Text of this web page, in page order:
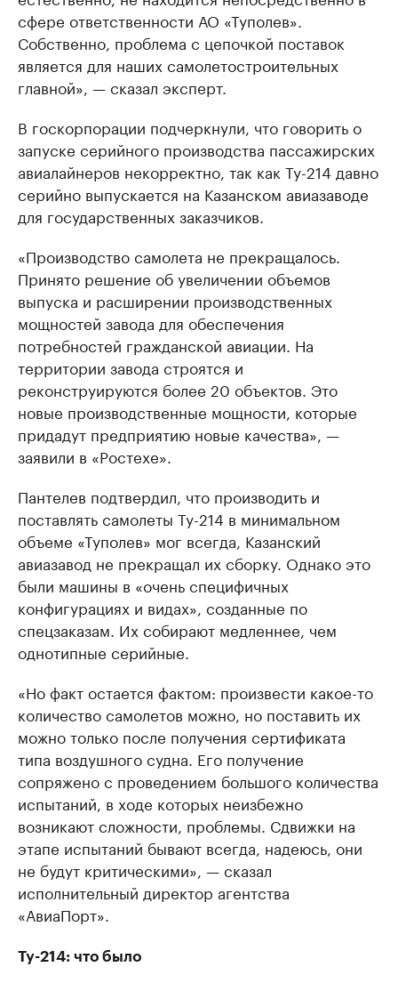
сфере ответственности АО «Туполев».
Собственно, проблема с цепочкой поставок
является для наших самолетостроительных
главной», — сказал эксперт.
В госкорпорации подчеркнули, что говорить о
запуске серийного производства пассажирских
авиалайнеров некорректно, так как Ту-214 давно
серийно выпускается на Казанском авиазаводе
для государственных заказчиков.
«Производство самолета не прекращалось.
Принято решение об увеличении объемов
выпуска и расширении производственных
мощностей завода для обеспечения
потребностей гражданской авиации. На
территории завода строятся и
реконструируются более 20 объектов. Это
новые производственные мощности, которые
придадут предприятию новые качества», —
заявили в «Ростехе».
Пантелев подтвердил, что производить и
поставлять самолеты Ту-214 в минимальном
объеме «Туполев» мог всегда, Казанский
авиазавод не прекращал их сборку. Однако это
были машины в «очень специфичных
конфигурациях и видах», созданные по
спецзаказам. Их собирают медленнее, чем
однотипные серийные.
«Но факт остается фактом: произвести какое-то
количество самолетов можно, но поставить их
можно только после получения сертификата
типа воздушного судна. Его получение
сопряжено с проведением большого количества
испытаний, в ходе которых неизбежно
возникают сложности, проблемы. Сдвижки на
этапе испытаний бывают всегда, надеюсь, они
не будут критическими», — сказал
исполнительный директор агентства
«АвиаПорт».
Ту-214: что было